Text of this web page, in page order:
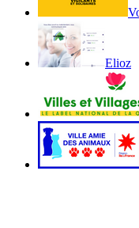
Elioz